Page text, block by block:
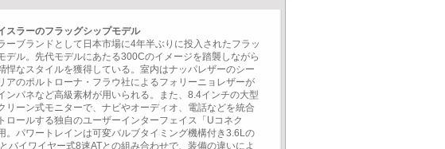
スラーのフラッグシップモデル
ーブランドとして日本市場に4年半ぶりに投入されたフラッ
デル。先代モデルにあたる300Cのイメージを踏襲しながら
悍なスタイルを獲得している。室内はナッパレザーのシー
アのポルトローナ・フラウ社によるフォリーニョレザーが
ンパネなど高級素材が用いられる。また、8.4インチの大型
リーン式モニターで、ナビやオーディオ、電話などを統合
ロールする独自のユーザーインターフェイス「Uコネク
。パワートレインは可変バルブタイミング機構付き3.6Lの
バイワイヤー式8速ATとの組み合わせで、装備の違いによ